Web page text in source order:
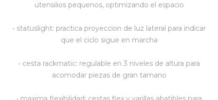
utensilios pequenos, optimizando el espacio
• statuslight: practica proyeccion de luz lateral para indicar
que el ciclo sigue en marcha
• cesta rackmatic: regulable en 3 niveles de altura para
acomodar piezas de gran tamano